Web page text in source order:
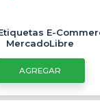
E-
MercadoLibre
AGREGAR